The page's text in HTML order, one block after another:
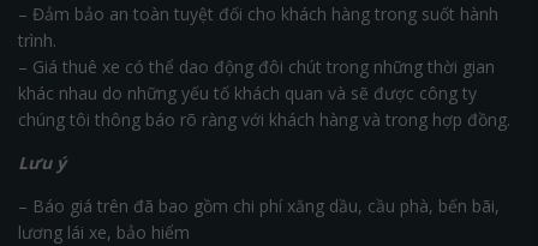
– Đảm bảo an toàn tuyệt đối cho khách hàng trong suốt hành
trình.
– Giá thuê xe có thể dao động đôi chút trong những thời gian
khác nhau do những yếu tố khách quan và sẽ được công ty
chúng tôi thông báo rõ ràng với khách hàng và trong hợp đồng.
Lưu ý
– Báo giá trên đã bao gồm chi phí xăng dầu, cầu phà, bến bãi,
lương lái xe, bảo hiểm